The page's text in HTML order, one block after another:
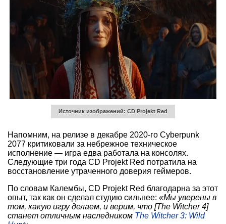
Источник изображений: CD Projekt Red
Напомним, на релизе в декабре 2020-го Cyberpunk
2077 критиковали за небрежное техническое
исполнение — игра едва работала на консолях.
Следующие три года CD Projekt Red потратила на
восстановление утраченного доверия геймеров.
По словам Калембы, CD Projekt Red благодарна за этот
опыт, так как он сделал студию сильнее: «Мы уверены в
том, какую игру делаем, и верим, что [The Witcher 4]
станет отличным наследником The Witcher 3: Wild